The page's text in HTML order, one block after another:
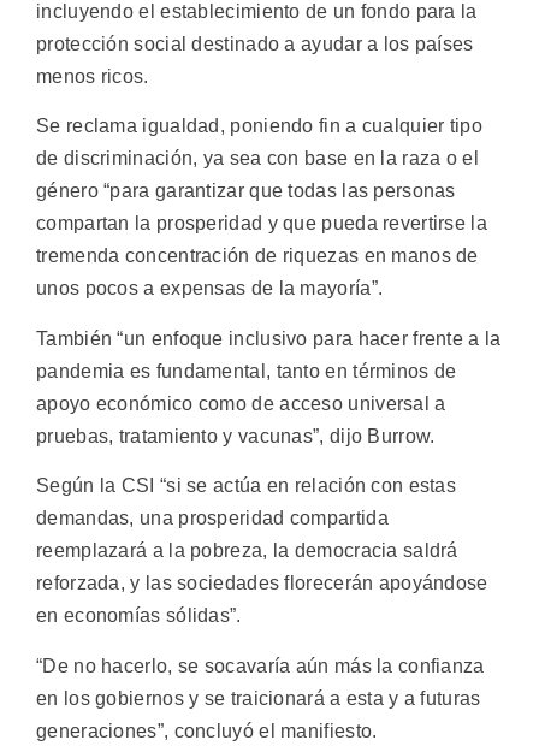
incluyendo el establecimiento de un fondo para la
protección social destinado a ayudar a los países
menos ricos.
Se reclama igualdad, poniendo fin a cualquier tipo
de discriminación, ya sea con base en la raza o el
género “para garantizar que todas las personas
compartan la prosperidad y que pueda revertirse la
tremenda concentración de riquezas en manos de
unos pocos a expensas de la mayoría”.
También “un enfoque inclusivo para hacer frente a la
pandemia es fundamental, tanto en términos de
apoyo económico como de acceso universal a
pruebas, tratamiento y vacunas”, dijo Burrow.
Según la CSI “si se actúa en relación con estas
demandas, una prosperidad compartida
reemplazará a la pobreza, la democracia saldrá
reforzada, y las sociedades florecerán apoyándose
en economías sólidas”.
“De no hacerlo, se socavaría aún más la confianza
en los gobiernos y se traicionará a esta y a futuras
generaciones”, concluyó el manifiesto.